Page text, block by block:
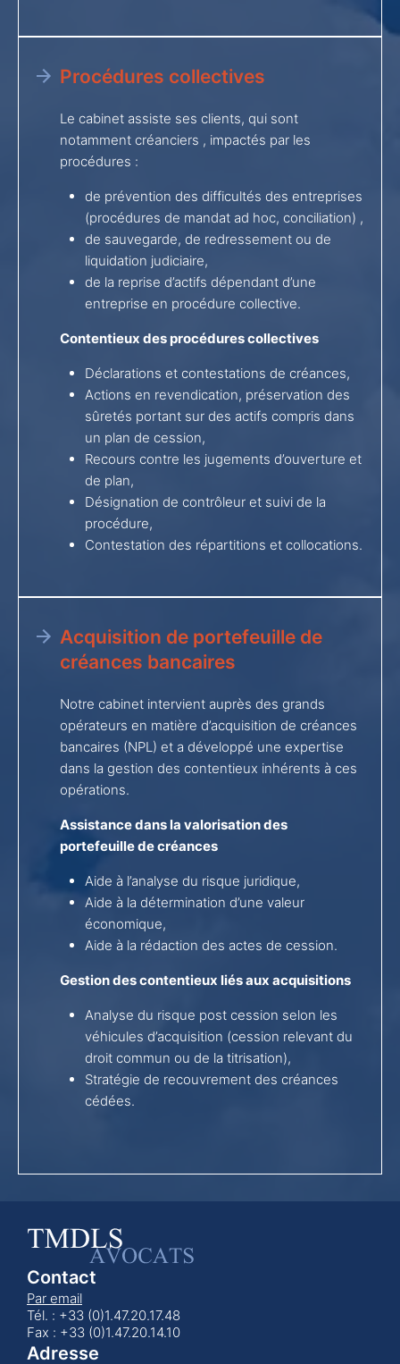
Procédures collectives
Le cabinet assiste ses clients, qui sont
notamment créanciers , impactés par les
procédures :
de prévention des difficultés des entreprises
(procédures de mandat ad hoc, conciliation) ,
de sauvegarde, de redressement ou de
liquidation judiciaire,
de la reprise d’actifs dépendant d’une
entreprise en procédure collective.
Contentieux des procédures collectives
Déclarations et contestations de créances,
Actions en revendication, préservation des
sûretés portant sur des actifs compris dans
un plan de cession,
Recours contre les jugements d’ouverture et
de plan,
Désignation de contrôleur et suivi de la
procédure,
Contestation des répartitions et collocations.
Acquisition de portefeuille de
créances bancaires
Notre cabinet intervient auprès des grands
opérateurs en matière d’acquisition de créances
bancaires (NPL) et a développé une expertise
dans la gestion des contentieux inhérents à ces
opérations.
Assistance dans la valorisation des
portefeuille de créances
Aide à l’analyse du risque juridique,
Aide à la détermination d’une valeur
économique,
Aide à la rédaction des actes de cession.
Gestion des contentieux liés aux acquisitions
Analyse du risque post cession selon les
véhicules d’acquisition (cession relevant du
droit commun ou de la titrisation),
Stratégie de recouvrement des créances
cédées.
Contact
Par email
Tél. : +33 (0)1.47.20.17.48
Fax : +33 (0)1.47.20.14.10
Adresse